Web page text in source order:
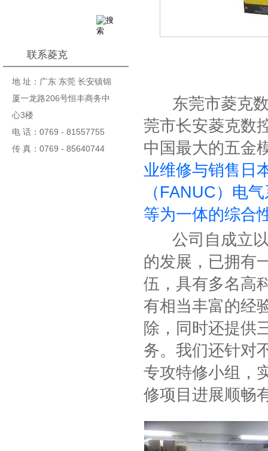
联系菱克
地 址：广东 东莞 长安镇锦
厦一龙路206号恒丰商务中
心3楼
电 话：0769 - 81557755
传 真：0769 - 85640744
东莞市菱克数
莞市长安菱克数
中国最大的五
业维修与销售日
（FANUC）电
等为一体的综合
公司自成立以
的发展，已拥有
伍，具有多名高
有相当丰富的经
除，同时还提供
务。我们还针对
专攻特修小组，
修项目进展顺畅